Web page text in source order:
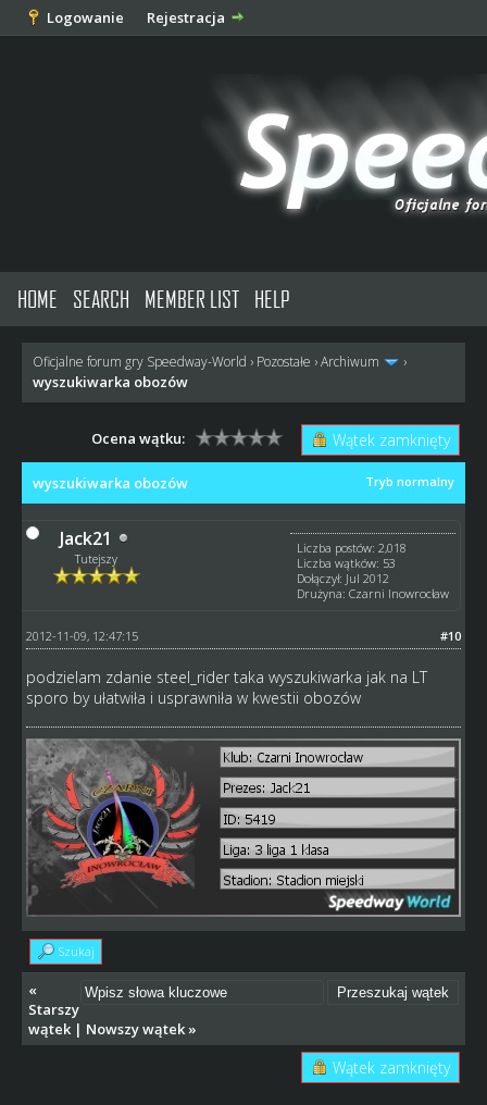
Logowanie Rejestracja
HOME SEARCH MEMBER LIST HELP
Oficjalne forum gry Speedway-World › Pozostałe ›Archiwum ›
wyszukiwarka obozów
Wątek zamknięty
Ocena wątku:
Tryb normalny
wyszukiwarka obozów
Jack21
Tutejszy
Liczba postów: 2,018
Liczba wątków: 53
Dołączył: Jul 2012
Drużyna: Czarni Inowrocław
#10
2012-11-09, 12:47:15
podzielam zdanie steel_rider taka wyszukiwarka jak na LT
sporo by ułatwiła i usprawniła w kwestii obozów
Szukaj
«
Starszy
wątek| Nowszy wątek»
Wątek zamknięty